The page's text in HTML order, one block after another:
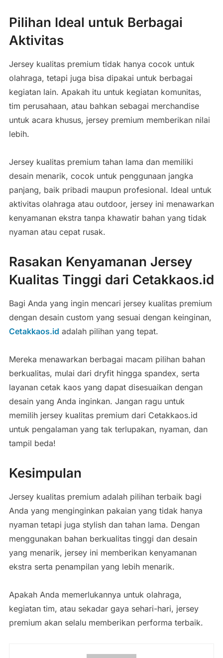
Pilihan Ideal untuk Berbagai
Aktivitas
Jersey kualitas premium tidak hanya cocok untuk
olahraga, tetapi juga bisa dipakai untuk berbagai
kegiatan lain. Apakah itu untuk kegiatan komunitas,
tim perusahaan, atau bahkan sebagai merchandise
untuk acara khusus, jersey premium memberikan nilai
lebih.
Jersey kualitas premium tahan lama dan memiliki
desain menarik, cocok untuk penggunaan jangka
panjang, baik pribadi maupun profesional. Ideal untuk
aktivitas olahraga atau outdoor, jersey ini menawarkan
kenyamanan ekstra tanpa khawatir bahan yang tidak
nyaman atau cepat rusak.
Rasakan Kenyamanan Jersey
Kualitas Tinggi dari Cetakkaos.id
Bagi Anda yang ingin mencari jersey kualitas premium
dengan desain custom yang sesuai dengan keinginan,
Cetakkaos.id adalah pilihan yang tepat.
Mereka menawarkan berbagai macam pilihan bahan
berkualitas, mulai dari dryfit hingga spandex, serta
layanan cetak kaos yang dapat disesuaikan dengan
desain yang Anda inginkan. Jangan ragu untuk
memilih jersey kualitas premium dari Cetakkaos.id
untuk pengalaman yang tak terlupakan, nyaman, dan
tampil beda!
Kesimpulan
Jersey kualitas premium adalah pilihan terbaik bagi
Anda yang menginginkan pakaian yang tidak hanya
nyaman tetapi juga stylish dan tahan lama. Dengan
menggunakan bahan berkualitas tinggi dan desain
yang menarik, jersey ini memberikan kenyamanan
ekstra serta penampilan yang lebih menarik.
Apakah Anda memerlukannya untuk olahraga,
kegiatan tim, atau sekadar gaya sehari-hari, jersey
premium akan selalu memberikan performa terbaik.